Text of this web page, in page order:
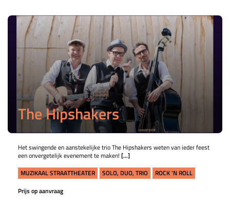
The Hipshakers
Het swingende en aanstekelijke trio The Hipshakers weten van ieder feest
een onvergetelijk evenement te maken! [...]
MUZIKAAL STRAATTHEATER
SOLO, DUO, TRIO
ROCK 'N ROLL
Prijs op aanvraag